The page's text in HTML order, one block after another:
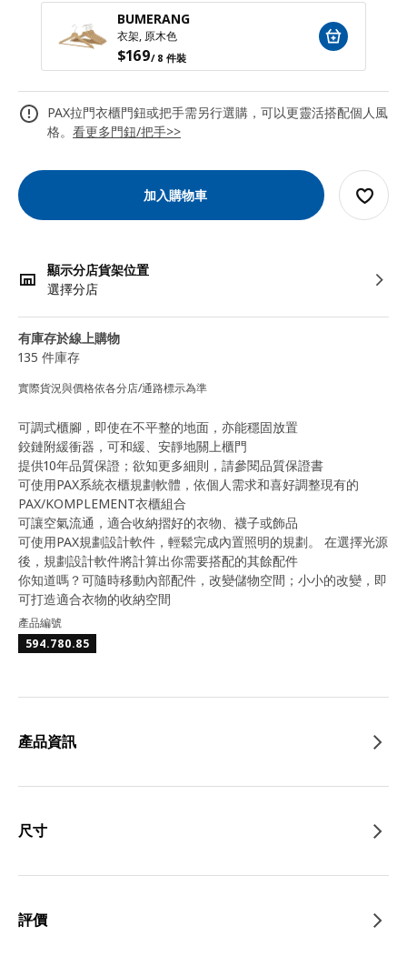
BUMERANG
衣架, 原木色
$169/ 8 件裝
PAX拉門衣櫃門鈕或把手需另行選購，可以更靈活搭配個人風
格。 看更多門鈕/把手>>
加入購物車
顯示分店貨架位置
選擇分店
有庫存於線上購物
135 件庫存
實際貨況與價格依各分店/通路標示為準
可調式櫃腳，即使在不平整的地面，亦能穩固放置
鉸鏈附緩衝器，可和緩、安靜地關上櫃門
提供10年品質保證；欲知更多細則，請參閱品質保證書
可使用PAX系統衣櫃規劃軟體，依個人需求和喜好調整現有的
PAX/KOMPLEMENT衣櫃組合
可讓空氣流通，適合收納摺好的衣物、襪子或飾品
可使用PAX規劃設計軟件，輕鬆完成內置照明的規劃。 在選擇光源
後，規劃設計軟件將計算出你需要搭配的其餘配件
你知道嗎？可隨時移動內部配件，改變儲物空間；小小的改變，即
可打造適合衣物的收納空間
產品編號
594.780.85
產品資訊
尺寸
評價